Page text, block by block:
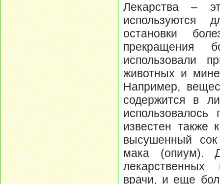
Лекарства –
используются
остановки
использовали
животных и
Например,
содержится в
известен также
высушенный сок
мака (опиум).
лекарственных
врачи, и еще